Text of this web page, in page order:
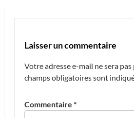
Laisser un commentaire
Votre adresse e-mail ne sera pas
champs obligatoires sont
Commentaire *